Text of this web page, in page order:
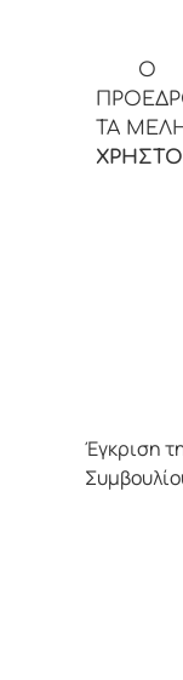
Ο
ΤΑ
Έγκριση